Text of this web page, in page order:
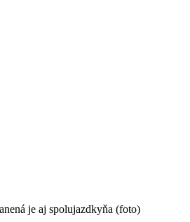
je aj spolujazdkyňa (foto)